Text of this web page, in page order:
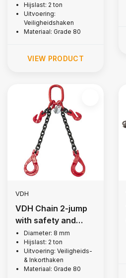
Hijslast: 2 ton
Uitvoering:
Veiligheidshaken
Materiaal: Grade 80
VIEW PRODUCT
VDH
VDH Chain 2-jump
with safety and
notch hooks, Ø 8
mm
Diameter: 8 mm
Hijslast: 2 ton
Uitvoering: Veiligheids-
& Inkorthaken
Materiaal: Grade 80